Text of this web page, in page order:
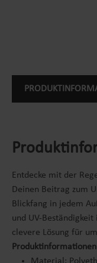
Entdecke mit der
Deinen Beitrag zum
Blickfang in jedem
und UV-
clevere Lösung für